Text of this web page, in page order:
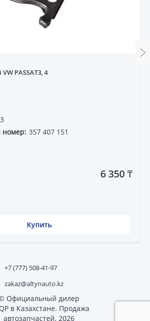
PASSAT3, 4
номер: 357 407 151
6 350 ₸
Купить
+7 (777) 508-41-97
zakaz@altynauto.kz
Официальный дилер
в Казахстане. Продажа
автозапчастей. 2026